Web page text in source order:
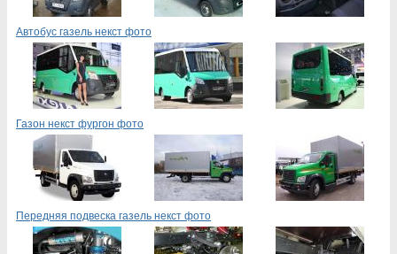
Автобус газель некст фото
Газон некст фургон фото
Передняя подвеска газель некст фото